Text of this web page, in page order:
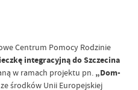
Centrum Pomocy Rodzinie
integracyjną do Szczecina
w ramach projektu pn. „Dom-
środków Unii Europejskiej